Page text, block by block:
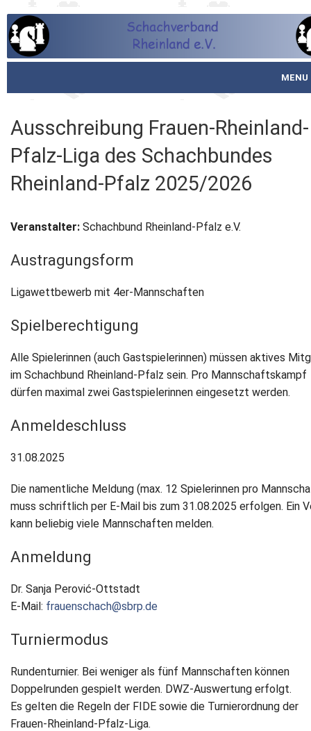
MENU
Spielbetrieb
Newsletter
Kontakt
Datenschutz
Ausschreibung Frauen-Rheinland-
Pfalz-Liga des Schachbundes
Rheinland-Pfalz 2025/2026
Veranstalter: Schachbund Rheinland-Pfalz e.V.
Austragungsform
Ligawettbewerb mit 4er-Mannschaften
Spielberechtigung
Alle Spielerinnen (auch Gastspielerinnen) müssen aktives
im Schachbund Rheinland-Pfalz sein. Pro Mannschaftskampf
dürfen maximal zwei Gastspielerinnen eingesetzt werden.
Anmeldeschluss
31.08.2025
Die namentliche Meldung (max. 12 Spielerinnen pro
muss schriftlich per E-Mail bis zum 31.08.2025 erfolgen. Ein
kann beliebig viele Mannschaften melden.
Anmeldung
Dr. Sanja Perović-Ottstadt
E-Mail: frauenschach@sbrp.de
Turniermodus
Rundenturnier. Bei weniger als fünf Mannschaften können
Doppelrunden gespielt werden. DWZ-Auswertung erfolgt.
Es gelten die Regeln der FIDE sowie die Turnierordnung der
Frauen-Rheinland-Pfalz-Liga.